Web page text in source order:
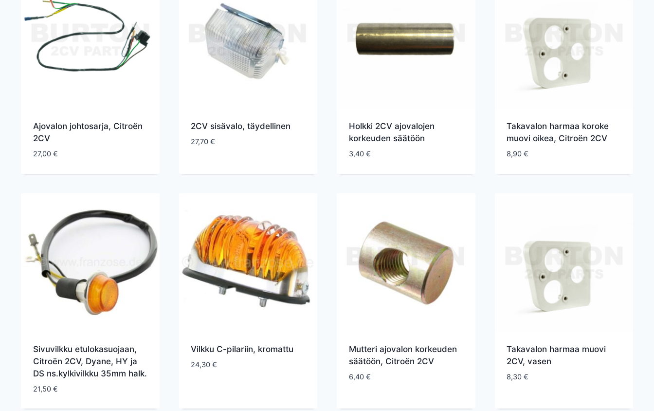
Ajovalon johtosarja, Citroën
2CV
27,00 €
2CV sisävalo, täydellinen
27,70 €
Holkki 2CV ajovalojen
korkeuden säätöön
3,40 €
Takavalon harmaa koroke
muovi oikea, Citroën 2CV
8,90 €
Sivuvilkku etulokasuojaan,
Citroën 2CV, Dyane, HY ja
DS ns.kylkivilkku 35mm halk.
21,50 €
Vilkku C-pilariin, kromattu
24,30 €
Mutteri ajovalon korkeuden
säätöön, Citroën 2CV
6,40 €
Takavalon harmaa muovi
2CV, vasen
8,30 €